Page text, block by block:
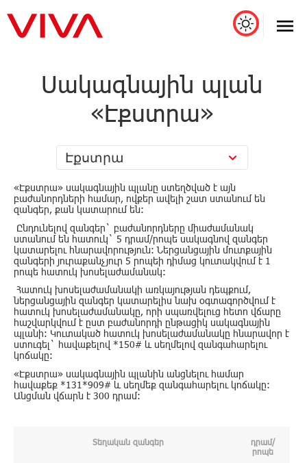
Սակագնային պլան
«Էքստրա»
Էքստրա
«Էքստրա» սակագնային պլանը ստեղծված է այն
բաժանորդների համար, ովքեր ավելի շատ ստանում են
զանգեր, քան կատարում են:
Ընդունելով զանգեր` բաժանորդները միաժամանակ
ստանում են հատուկ` 5 դրամ/րոպե սակագնով զանգեր
կատարելու հնարավորություն: Ներցանցային մուտքային
զանգերի յուրաքանչյուր 5 րոպեի դիմաց կուտակվում է 1
րոպե հատուկ խոսելաժամանակ:
Հատուկ խոսելաժամանակի առկայության դեպքում,
ներցանցային զանգեր կատարելիս նախ օգտագործվում է
հատուկ խոսելաժամանակը, որի սպառվելուց հետո վճարը
հաշվարկվում է ըստ բաժանորդի ընթացիկ սակագնային
պլանի: Կուտակած հատուկ խոսելաժամանակը հնարավոր է
ստուգել` հավաքելով *150# և սեղմելով զանգահարելու
կոճակը:
«Էքստրա» սակագնային պլանին անցնելու համար
հավաքեք *131*909# և սեղմեք զանգահարելու կոճակը:
Անցման վճարն է 300 դրամ:
Տեղական զանգեր
դրամ/
րոպե